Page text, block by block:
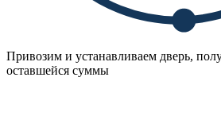
Привозим и устанавливаем дверь,
оставшейся суммы